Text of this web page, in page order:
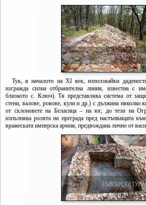
Тук, в началото на XI век, използвайки
изгражда силна отбранителна линия, известна с
близкото с. Ключ). Тя представлява система от
стени, валове, ровове, кули и др.) с дължина няколко
от склоновете на Беласица – на юг, до тези на
изпълнява ролята на преграда пред настъпващата
вражеската имперска армия, предвождана лично от